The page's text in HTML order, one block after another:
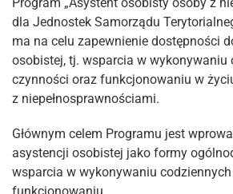
dla Jednostek Samorządu
ma na celu zapewnienie dostępności
osobistej, tj. wsparcia w wykonywaniu
czynności oraz funkcjonowaniu w
z niepełnosprawnościami.
Głównym celem Programu jest
asystencji osobistej jako formy
wsparcia w wykonywaniu